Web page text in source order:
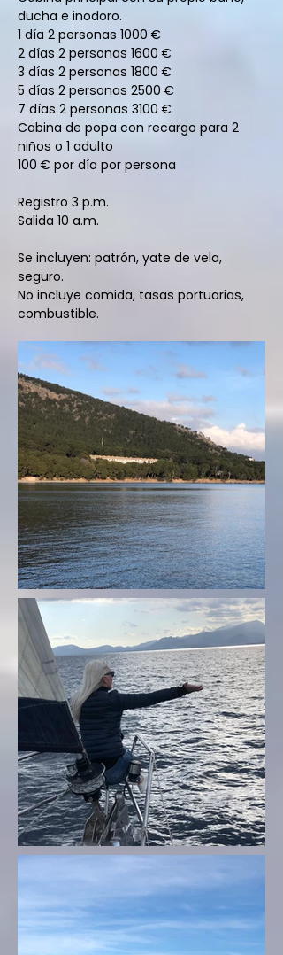
ducha e inodoro.
1 día 2 personas 1000 €
2 días 2 personas 1600 €
3 días 2 personas 1800 €
5 días 2 personas 2500 €
7 días 2 personas 3100 €
Cabina de popa con recargo para 2
niños o 1 adulto
100 € por día por persona
Registro 3 p.m.
Salida 10 a.m.
Se incluyen: patrón, yate de vela,
seguro.
No incluye comida, tasas portuarias,
combustible.